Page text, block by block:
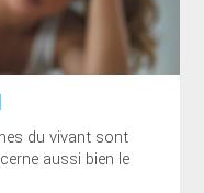
du vivant sont
aussi bien le